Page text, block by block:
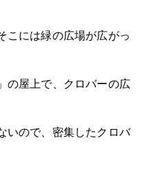
こには緑の広場が広がっ
の屋上で、クロバーの広
いので、密集したクロバ